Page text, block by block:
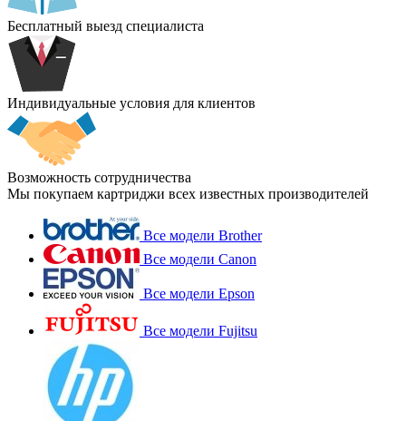
Бесплатный выезд специалиста
Индивидуальные условия для клиентов
Возможность сотрудничества
Мы покупаем картриджи всех известных производителей
Все модели Brother
Все модели Canon
Все модели Epson
Все модели Fujitsu